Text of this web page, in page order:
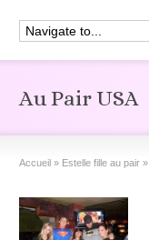
Au Pair USA
Accueil » Estelle fille au pair »